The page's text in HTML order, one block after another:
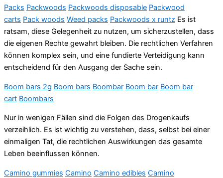
Packs Packwoods Packwoods disposable Packwood
carts Pack woods Weed packs Packwoods x runtz Es ist
ratsam, diese Gelegenheit zu nutzen, um sicherzustellen, dass
die eigenen Rechte gewahrt bleiben. Die rechtlichen Verfahren
können komplex sein, und eine fundierte Verteidigung kann
entscheidend für den Ausgang der Sache sein.
Boom bars 2g Boom bars Boombar Boom bar Boom bar
cart Boombars
Nur in wenigen Fällen sind die Folgen des Drogenkaufs
verzeihlich. Es ist wichtig zu verstehen, dass, selbst bei einer
einmaligen Tat, die rechtlichen Auswirkungen das gesamte
Leben beeinflussen können.
Camino gummies Camino Camino edibles Camino